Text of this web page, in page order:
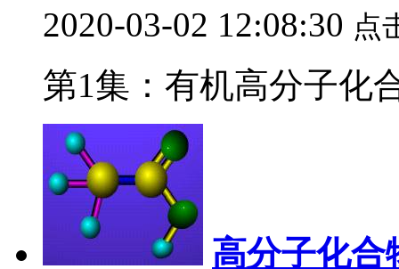
2020-03-02 12:08:30 点
第1集：有机高分子化
高分子化合